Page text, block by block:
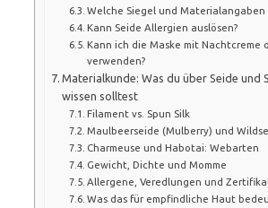
Welche Siegel und Materialangaben
Kann Seide Allergien auslösen?
Kann ich die Maske mit Nachtcreme
verwenden?
Materialkunde: Was du über Seide und
wissen solltest
Filament vs. Spun Silk
Maulbeerseide (Mulberry) und
Charmeuse und Habotai: Webarten
Gewicht, Dichte und Momme
Allergene, Veredlungen und
Was das für empfindliche Haut